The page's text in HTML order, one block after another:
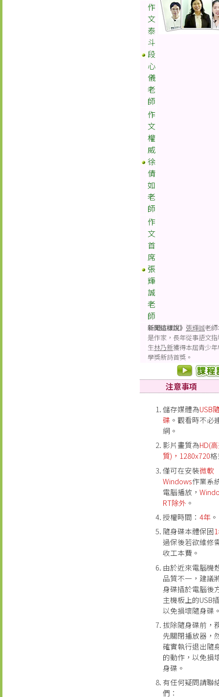
作
文
泰
斗
段
心
儀
老
師
作
文
權
威
徐
倩
如
老
師
作
文
首
席
張
輝
誠
老
師
新聞這樣說》 張輝誠老
是作家，長年從事語文
生林乃新獲得本屆青少
學獎新詩首獎。
注意事項
儲存媒體為USB
碟 。觀看時不必
網。
影片畫質為HD(
質)，1280x720
僅可在安裝微軟
Windows作業系
電腦播放，
RT除外 。
授權時間：4年 。
隨身碟本體保固
過保後若欲維修
收工本費。
由於近來電腦機
品質不一，建議
身碟插於電腦後
主機板上的USB
以免損壞隨身碟
拔除隨身碟前，
先關閉播放器，
確實執行退出隨
的動作，以免損
身碟。
有任何疑問請聯
們：